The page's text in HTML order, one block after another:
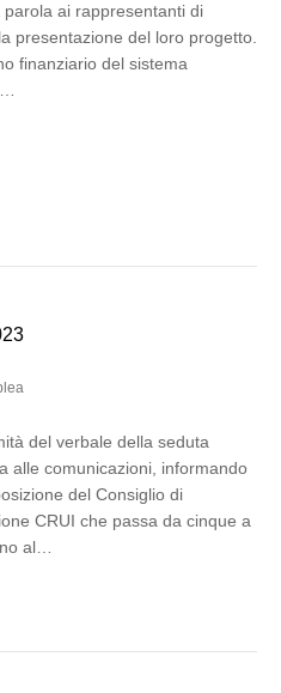
ai rappresentanti di
presentazione del loro progetto.
finanziario del sistema
del verbale della seduta
alle comunicazioni, informando
del Consiglio di
CRUI che passa da cinque a
al…